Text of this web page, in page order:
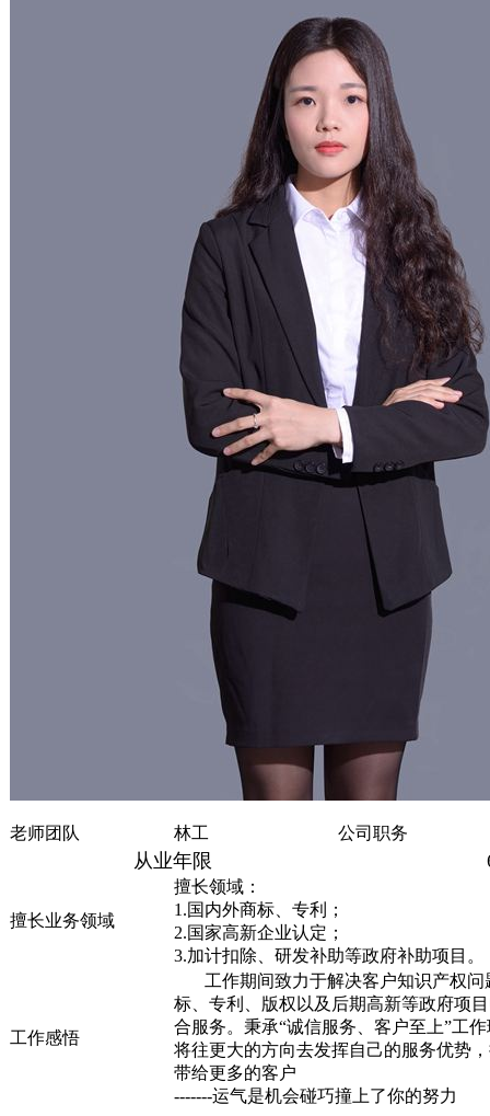
老师团队 林工 公司职务
从业年限
擅长业务领域
擅长领域：
1.国内外商标、专利；
2.国家高新企业认定；
3.加计扣除、研发补助等政府补助项目。
工作感悟
工作期间致力于解决客户知识产权问
标、专利、版权以及后期高新等政府项
合服务。秉承“诚信服务、客户至上”工
将往更大的方向去发挥自己的服务优势
带给更多的客户
-------运气是机会碰巧撞上了你的努力